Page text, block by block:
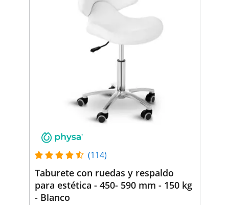
(114)
Taburete con ruedas y respaldo
para estética - 450- 590 mm - 150 kg
- Blanco